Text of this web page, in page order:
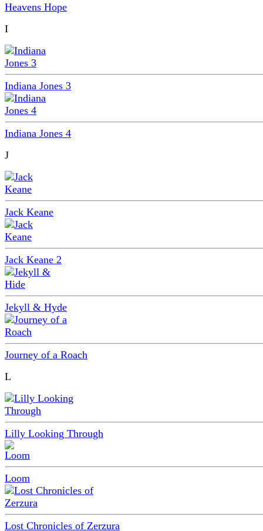
Heavens Hope
I
Indiana Jones 3
Indiana Jones 4
J
Jack Keane
Jack Keane 2
Jekyll & Hyde
Journey of a Roach
L
Lilly Looking Through
Loom
Lost Chronicles of Zerzura